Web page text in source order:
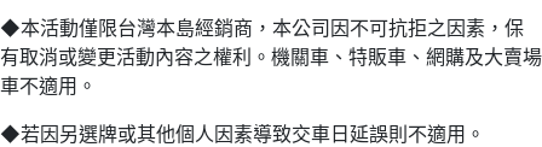
◆本活動僅限台灣本島經銷商，本公司因不可抗拒之因素，保
有取消或變更活動內容之權利。機關車、特販車、網購及大賣場
車不適用。
◆若因另選牌或其他個人因素導致交車日延誤則不適用。